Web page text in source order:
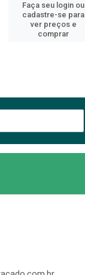
Faça seu login ou
cadastre-se para
ver preços e
comprar